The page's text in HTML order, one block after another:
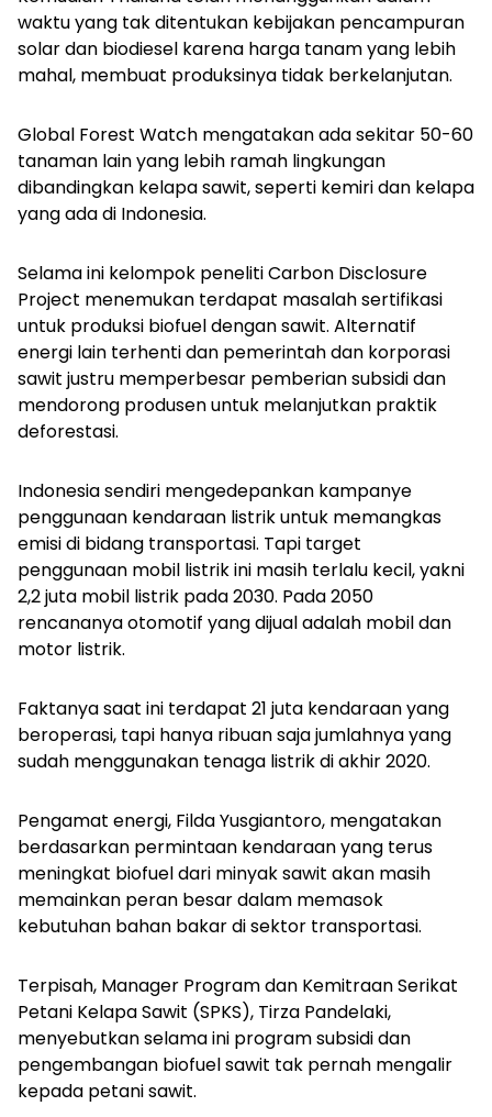
waktu yang tak ditentukan kebijakan pencampuran
solar dan biodiesel karena harga tanam yang lebih
mahal, membuat produksinya tidak berkelanjutan.
Global Forest Watch mengatakan ada sekitar 50-60
tanaman lain yang lebih ramah lingkungan
dibandingkan kelapa sawit, seperti kemiri dan kelapa
yang ada di Indonesia.
Selama ini kelompok peneliti Carbon Disclosure
Project menemukan terdapat masalah sertifikasi
untuk produksi biofuel dengan sawit. Alternatif
energi lain terhenti dan pemerintah dan korporasi
sawit justru memperbesar pemberian subsidi dan
mendorong produsen untuk melanjutkan praktik
deforestasi.
Indonesia sendiri mengedepankan kampanye
penggunaan kendaraan listrik untuk memangkas
emisi di bidang transportasi. Tapi target
penggunaan mobil listrik ini masih terlalu kecil, yakni
2,2 juta mobil listrik pada 2030. Pada 2050
rencananya otomotif yang dijual adalah mobil dan
motor listrik.
Faktanya saat ini terdapat 21 juta kendaraan yang
beroperasi, tapi hanya ribuan saja jumlahnya yang
sudah menggunakan tenaga listrik di akhir 2020.
Pengamat energi, Filda Yusgiantoro, mengatakan
berdasarkan permintaan kendaraan yang terus
meningkat biofuel dari minyak sawit akan masih
memainkan peran besar dalam memasok
kebutuhan bahan bakar di sektor transportasi.
Terpisah, Manager Program dan Kemitraan Serikat
Petani Kelapa Sawit (SPKS), Tirza Pandelaki,
menyebutkan selama ini program subsidi dan
pengembangan biofuel sawit tak pernah mengalir
kepada petani sawit.